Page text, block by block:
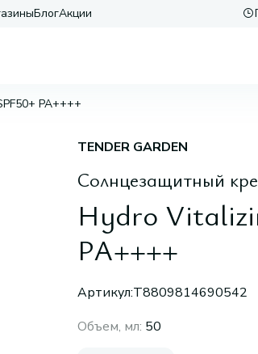
БлогАкции
PA++++
TENDER GARDEN
Солнцезащитный
Hydro
PA++++
Артикул:T8809814690542
Объем, мл: 50